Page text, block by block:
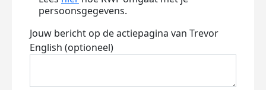
persoonsgegevens.
Jouw bericht op de actiepagina van Trevor
English (optioneel)